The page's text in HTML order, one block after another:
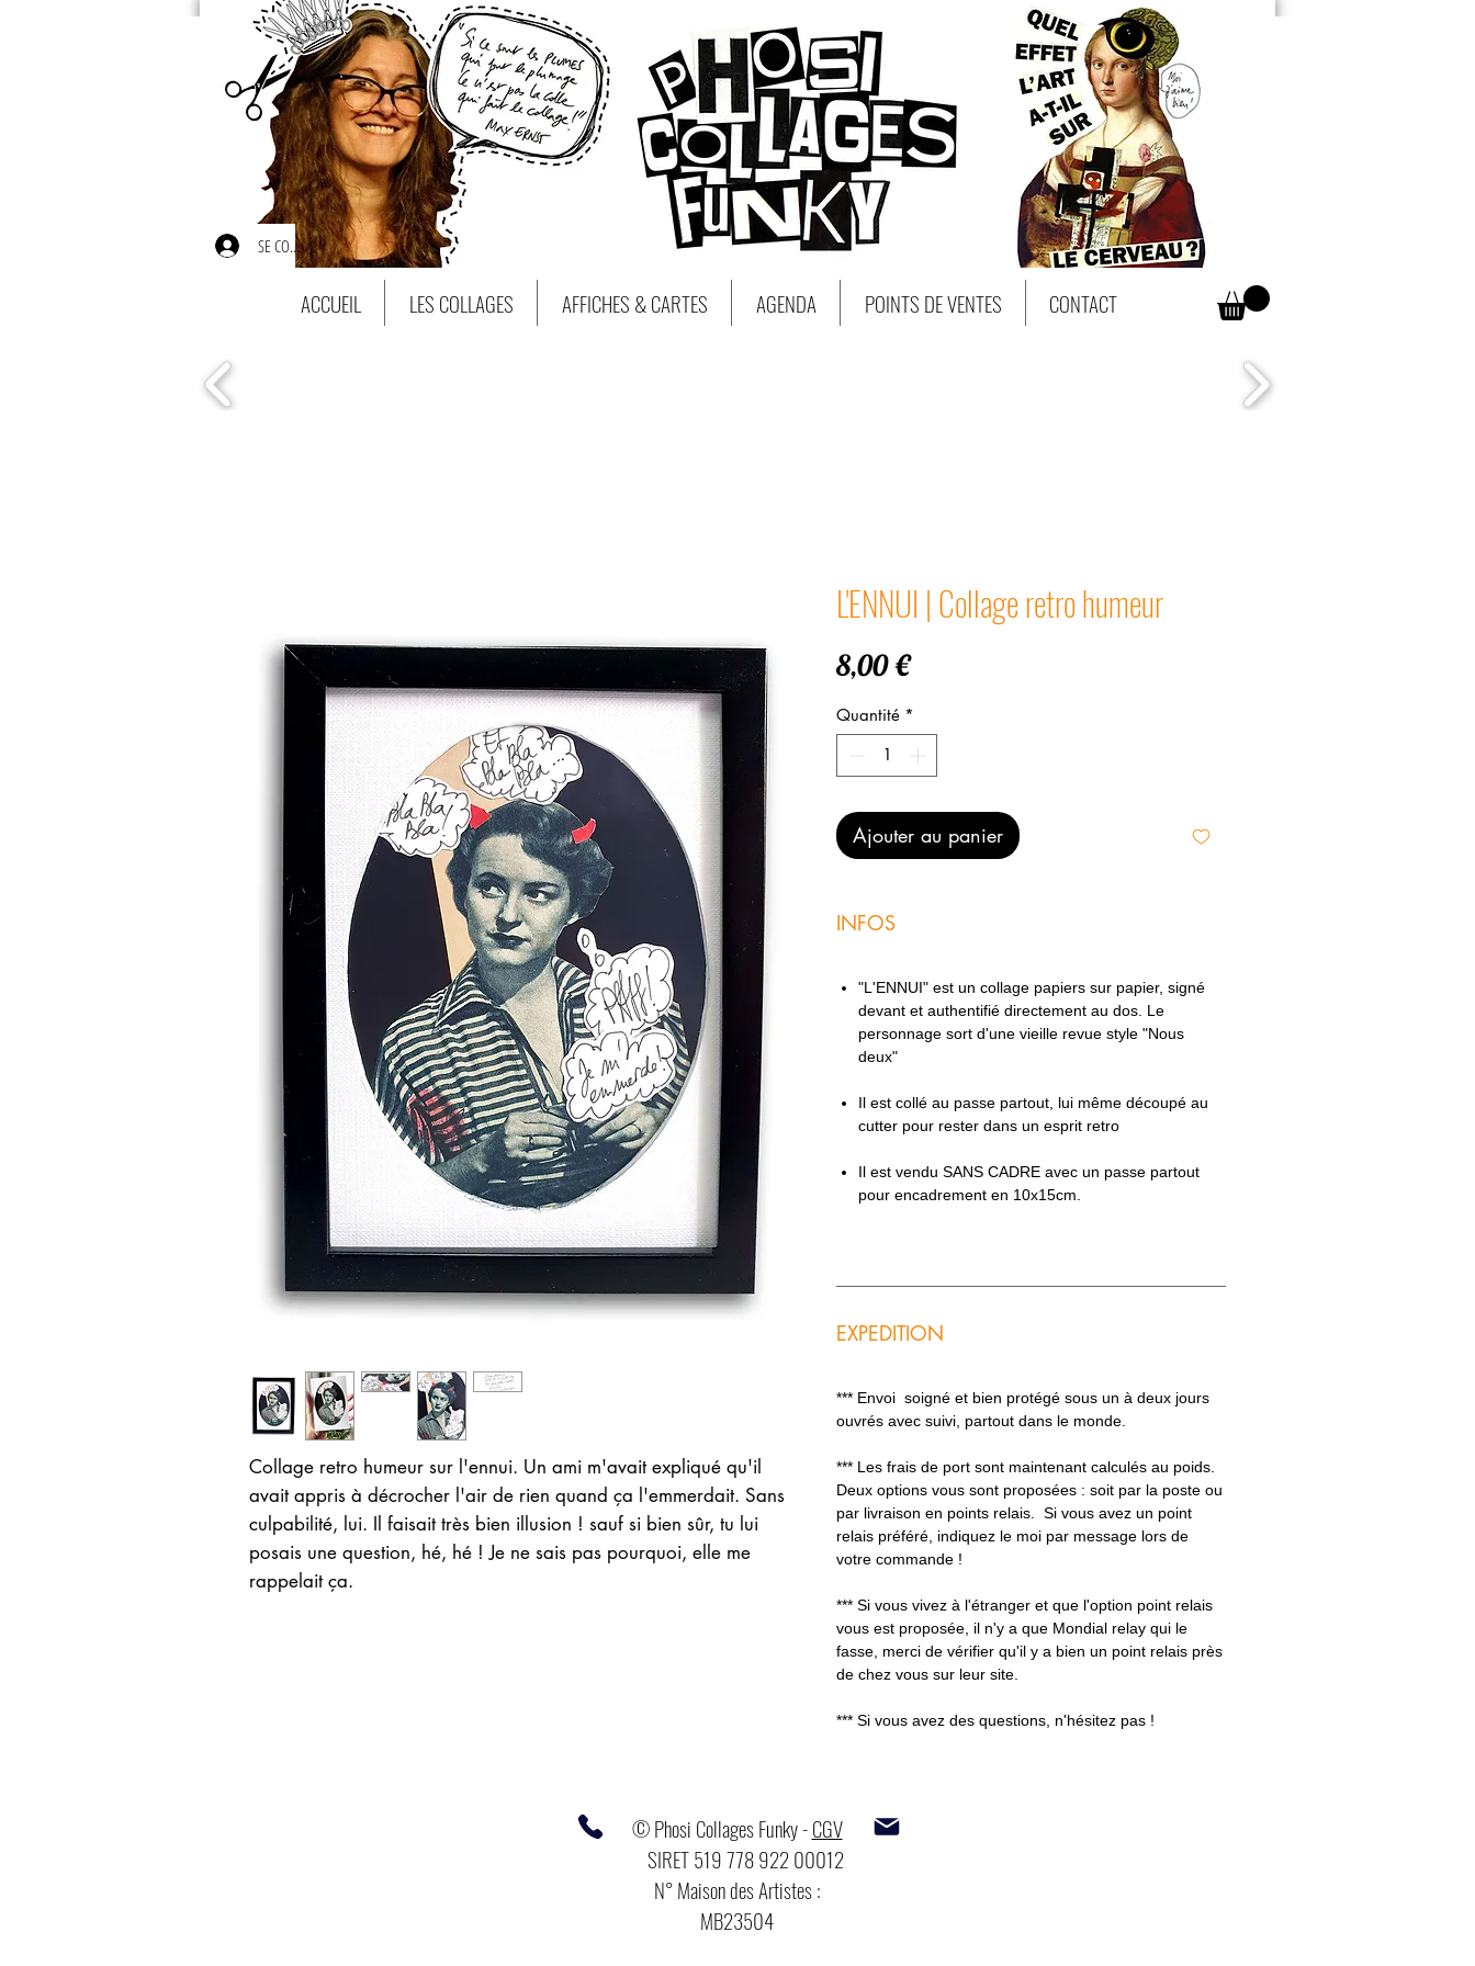
SE CONNECTER
ACCUEIL LES COLLAGES AFFICHES & CARTES AGENDA POINTS DE VENTES CONTACT
Collage retro humeur sur l'ennui. Un ami m'avait expliqué qu'il
avait appris à décrocher l'air de rien quand ça l'emmerdait. Sans
culpabilité, lui. Il faisait très bien illusion ! sauf si bien sûr, tu lui
posais une question, hé, hé ! Je ne sais pas pourquoi, elle me
rappelait ça.
L'ENNUI | Collage retro humeur
8,00 €Prix
Quantité *
Ajouter au panier
INFOS
"L'ENNUI" est un collage papiers sur papier, signé
devant et authentifié directement au dos. Le
personnage sort d'une vieille revue style "Nous
deux"
Il est collé au passe partout, lui même découpé au
cutter pour rester dans un esprit retro
Il est vendu SANS CADRE avec un passe partout
pour encadrement en 10x15cm.
EXPEDITION
*** Envoi soigné et bien protégé sous un à deux jours
ouvrés avec suivi, partout dans le monde.
*** Les frais de port sont maintenant calculés au poids.
Deux options vous sont proposées : soit par la poste ou
par livraison en points relais. Si vous avez un point
relais préféré, indiquez le moi par message lors de
votre commande !
*** Si vous vivez à l'étranger et que l'option point relais
vous est proposée, il n'y a que Mondial relay qui le
fasse, merci de vérifier qu'il y a bien un point relais près
de chez vous sur leur site.
*** Si vous avez des questions, n'hésitez pas !
© Phosi Collages Funky -CGV
SIRET 519 778 922 00012
N° Maison des Artistes :
MB23504